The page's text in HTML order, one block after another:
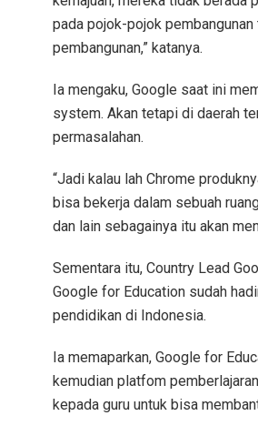
pada pojok-pojok
pembangunan,” katanya.
Ia mengaku, Google saat ini
system. Akan tetapi di daerah
permasalahan.
“Jadi kalau lah Chrome
bisa bekerja dalam sebuah
dan lain sebagainya itu akan
Sementara itu, Country Lead
Google for Education sudah
pendidikan di Indonesia.
Ia memaparkan, Google for
kemudian platfom
kepada guru untuk bisa